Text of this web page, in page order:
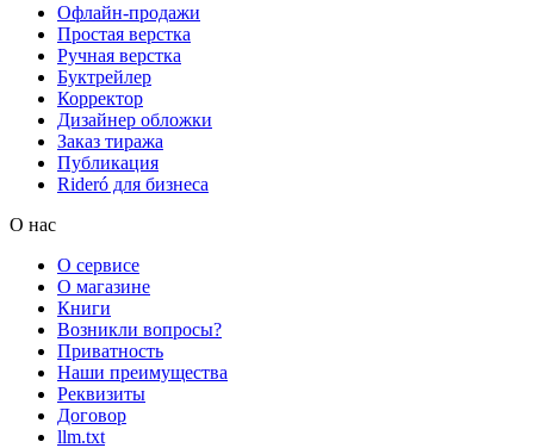
Офлайн-продажи
Простая верстка
Ручная верстка
Буктрейлер
Корректор
Дизайнер обложки
Заказ тиража
Публикация
Rideró для бизнеса
О нас
О сервисе
О магазине
Книги
Возникли вопросы?
Приватность
Наши преимущества
Реквизиты
Договор
llm.txt